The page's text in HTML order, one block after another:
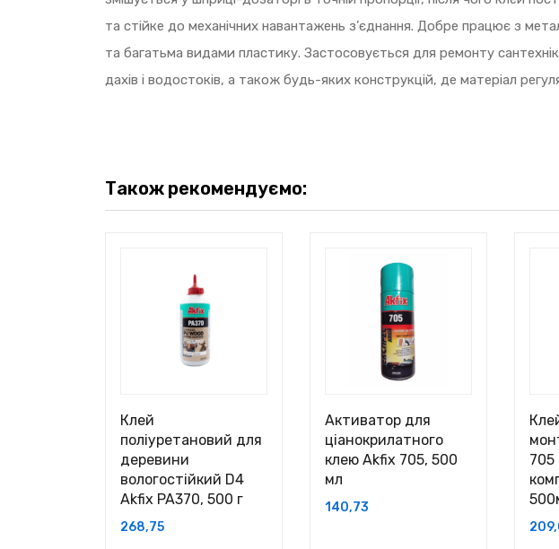
та стійке до механічних навантажень з’єднання. Добре працює з
та багатьма видами пластику. Застосовується для ремонту
дахів і водостоків, а також будь-яких конструкцій, де матеріал
Також рекомендуємо:
Клей
поліуретановий для
деревини
вологостійкий D4
Akfix PA370, 500 г
268,75
Активатор для
ціанокрилатного
клею Akfix 705, 500
мл
140,73
705